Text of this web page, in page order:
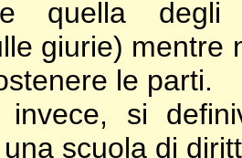
quella degli
giurie) mentre
le parti.
invece, si
scuola di